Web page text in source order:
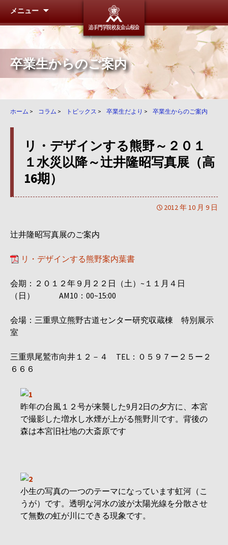
追手門学
メニュー
卒業生からのご案内
ホーム > コラム > トピックス > 卒業生だより > 卒業生からのご案内
リ・デザインする熊野～２０１
１水災以降～辻井隆昭写真展（高
16期）
2012 年 10 月 9 日
辻井隆昭写真展のご案内
リ・デザインする熊野案内葉書
会期：２０１２年９月２２日（土）~１１月４日
（日） AM10：00~15:00
会場：三重県立熊野古道センター研究収蔵棟 特別展示
室
三重県尾鷲市向井１２－４ TEL：０５９７ー２５ー２
６６６
昨年の台風１２号が来襲した9月2日の夕方に、本宮
で撮影した増水し水煙が上がる熊野川です。背後の
森は本宮旧社地の大斎原です
小生の写真の一つのテーマになっています虹河（こ
うが）です。透明な河水の波が太陽光線を分散させ
て無数の虹が川にできる現象です。